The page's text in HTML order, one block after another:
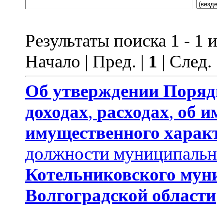
Результаты поиска 1 - 1
Начало | Пред. | 1 |
Об утверждении
доходах, расходах, об
имущественного
должности
Котельниковского
Волгоградской области